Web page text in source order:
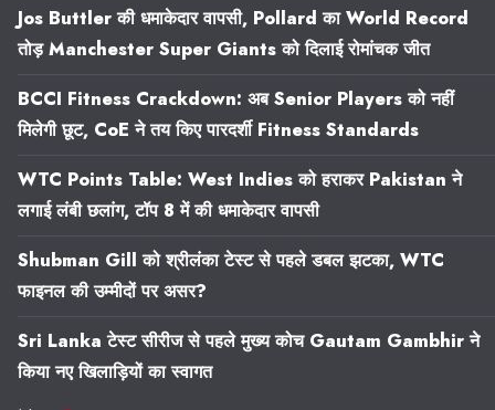
Jos Buttler की धमाकेदार वापसी, Pollard का World Record
तोड़ Manchester Super Giants को दिलाई रोमांचक जीत
BCCI Fitness Crackdown: अब Senior Players को नहीं
मिलेगी छूट, CoE ने तय किए पारदर्शी Fitness Standards
WTC Points Table: West Indies को हराकर Pakistan ने
लगाई लंबी छलांग, टॉप 8 में की धमाकेदार वापसी
Shubman Gill को श्रीलंका टेस्ट से पहले डबल झटका, WTC
फाइनल की उम्मीदों पर असर?
Sri Lanka टेस्ट सीरीज से पहले मुख्य कोच Gautam Gambhir ने
किया नए खिलाड़ियों का स्वागत